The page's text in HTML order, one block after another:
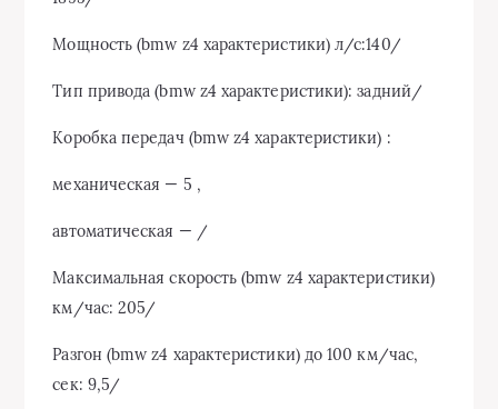
Мощность (bmw z4 характеристики) л/с:140/
Тип привода (bmw z4 характеристики): задний/
Коробка передач (bmw z4 характеристики) :
механическая — 5 ,
автоматическая — /
Максимальная скорость (bmw z4 характеристики)
км/час: 205/
Разгон (bmw z4 характеристики) до 100 км/час,
сек: 9,5/